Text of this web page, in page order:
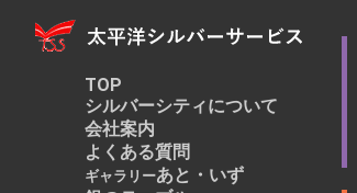
TOP
シルバーシティについて
会社案内
よくある質問
ギャラリーあと・いず